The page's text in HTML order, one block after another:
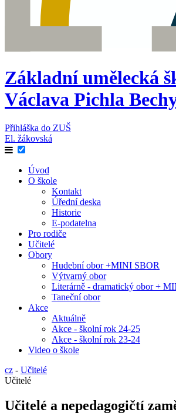
Základní umělecká
Václava Pichla
Přihláška do ZUŠ
El. žákovská
Úvod
O škole
Kontakt
Úřední deska
Historie
E-podatelna
Pro rodiče
Učitelé
Obory
Hudební obor +MINI SBOR
Výtvarný obor
Literárně - dramatický obor +
Taneční obor
Akce
Aktuálně
Akce - školní rok 24-25
Akce - školní rok 23-24
Video o škole
cz - Učitelé
Učitelé
Učitelé a nepedagogičtí